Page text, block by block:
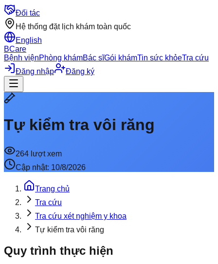
Đối tác
Hệ thống đặt lịch khám toàn quốc
English
BCare
Bệnh việnPhòng khámBác sĩGói khámTin sức khỏeTra cứu
Đăng nhập
Đăng ký
Tự kiểm tra vôi răng
264 lượt xem
Cập nhật: 10/8/2026
Trang chủ
Tra cứu
Tra cứu xét nghiệm y khoa
Tự kiểm tra vôi răng
Quy trình thực hiện